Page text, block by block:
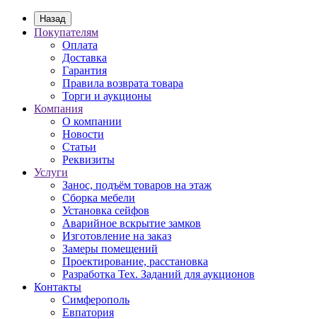
Назад
Покупателям
Оплата
Доставка
Гарантия
Правила возврата товара
Торги и аукционы
Компания
О компании
Новости
Статьи
Реквизиты
Услуги
Занос, подъём товаров на этаж
Сборка мебели
Установка сейфов
Аварийное вскрытие замков
Изготовление на заказ
Замеры помещений
Проектирование, расстановка
Разработка Тех. Заданий для аукционов
Контакты
Симферополь
Евпатория